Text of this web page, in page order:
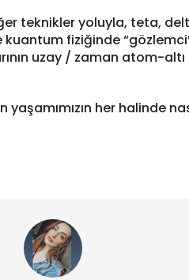
teknikler yoluyla, teta,
fiziğinde
uzay / zaman atom-altı
her halinde